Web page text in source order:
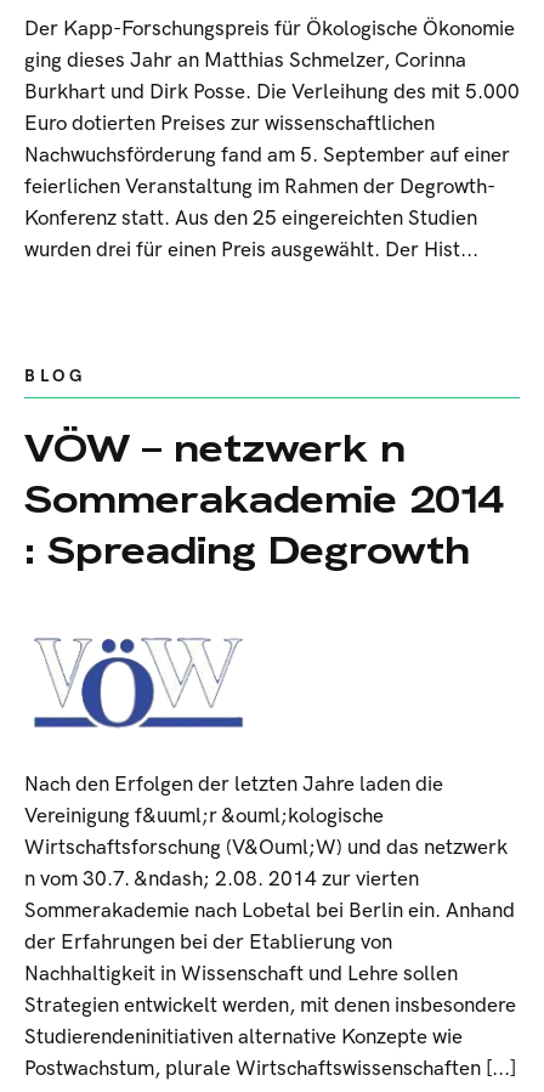
Der Kapp-Forschungspreis für Ökologische Ökonomie
ging dieses Jahr an Matthias Schmelzer, Corinna
Burkhart und Dirk Posse. Die Verleihung des mit 5.000
Euro dotierten Preises zur wissenschaftlichen
Nachwuchsförderung fand am 5. September auf einer
feierlichen Veranstaltung im Rahmen der Degrowth-
Konferenz statt. Aus den 25 eingereichten Studien
wurden drei für einen Preis ausgewählt. Der Hist...
BLOG
VÖW – netzwerk n
Sommerakademie 2014
: Spreading Degrowth
Nach den Erfolgen der letzten Jahre laden die
Vereinigung f&uuml;r &ouml;kologische
Wirtschaftsforschung (V&Ouml;W) und das netzwerk
n vom 30.7. &ndash; 2.08. 2014 zur vierten
Sommerakademie nach Lobetal bei Berlin ein. Anhand
der Erfahrungen bei der Etablierung von
Nachhaltigkeit in Wissenschaft und Lehre sollen
Strategien entwickelt werden, mit denen insbesondere
Studierendeninitiativen alternative Konzepte wie
Postwachstum, plurale Wirtschaftswissenschaften [...]